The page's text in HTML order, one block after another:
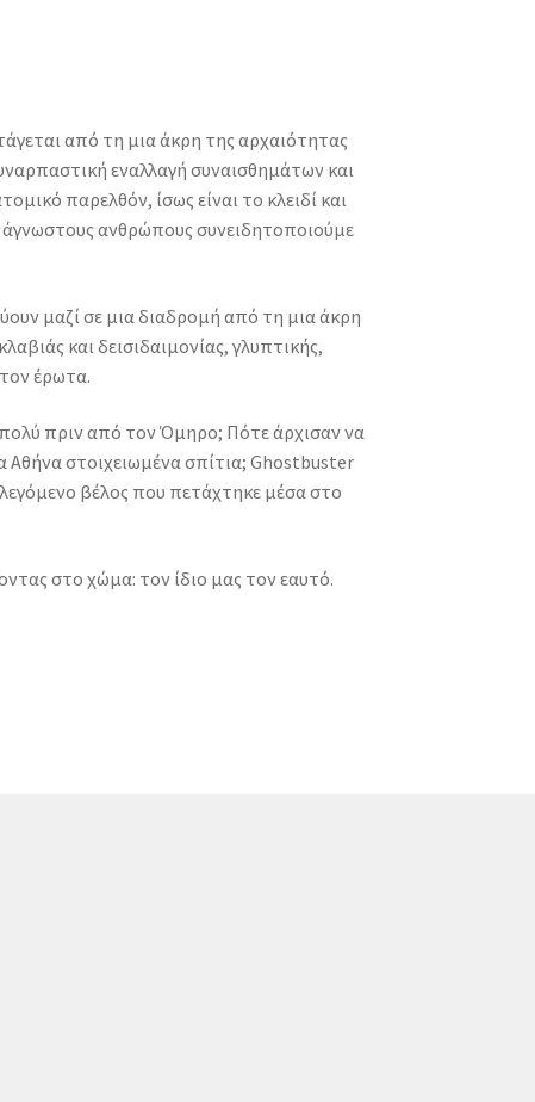
από τη μια άκρη της αρχαιότητας
εναλλαγή συναισθημάτων και
παρελθόν, ίσως είναι το κλειδί και
ανθρώπους συνειδητοποιούμε
μαζί σε μια διαδρομή από τη μια άκρη
και δεισιδαιμονίας, γλυπτικής,
έρωτα.
πριν από τον Όμηρο; Πότε άρχισαν να
στοιχειωμένα σπίτια; Ghostbuster
βέλος που πετάχτηκε μέσα στο
στο χώμα: τον ίδιο μας τον εαυτό.